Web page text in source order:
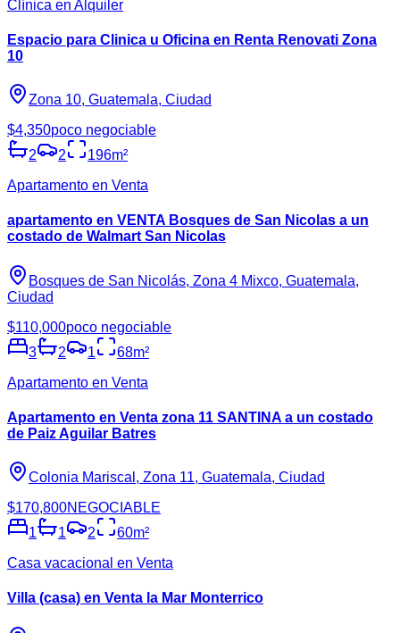
Clínica en Alquiler
Espacio para Clinica u Oficina en Renta Renovati Zona
10
Zona 10, Guatemala, Ciudad
$4,350poco negociable
2
2 196m²
Apartamento en Venta
apartamento en VENTA Bosques de San Nicolas a un
costado de Walmart San Nicolas
Bosques de San Nicolás, Zona 4 Mixco, Guatemala,
Ciudad
$110,000poco negociable
3
2 1 68m²
Apartamento en Venta
Apartamento en Venta zona 11 SANTINA a un costado
de Paiz Aguilar Batres
Colonia Mariscal, Zona 11, Guatemala, Ciudad
$170,800NEGOCIABLE
1
1 2 60m²
Casa vacacional en Venta
Villa (casa) en Venta la Mar Monterrico